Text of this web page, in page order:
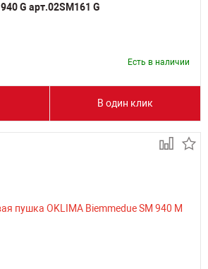
940 G арт.02SM161 G
Есть в наличии
В один клик